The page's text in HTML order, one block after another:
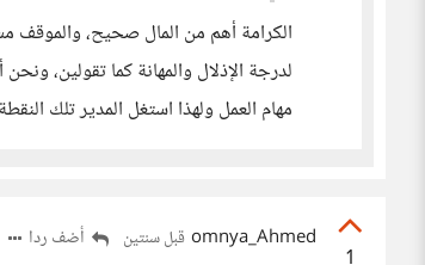
الكرامة أهم من المال صحيح،
لدرجة الإذلال والمهانة كما تقولين،
مهام العمل ولهذا استغل المدير تلك
omnya_Ahmed قبل سنتين أضف ردا